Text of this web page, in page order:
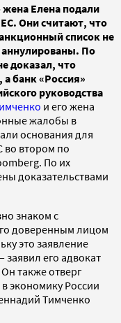
Елена подали
Они считают, что
список не
По
доказал, что
банк «Россия»
руководства
и его жена
жалобы в
основания для
во втором по
По их
доказательствами
знаком с
доверенным лицом
это заявление
его адвокат
также отверг
экономику России
Тимченко